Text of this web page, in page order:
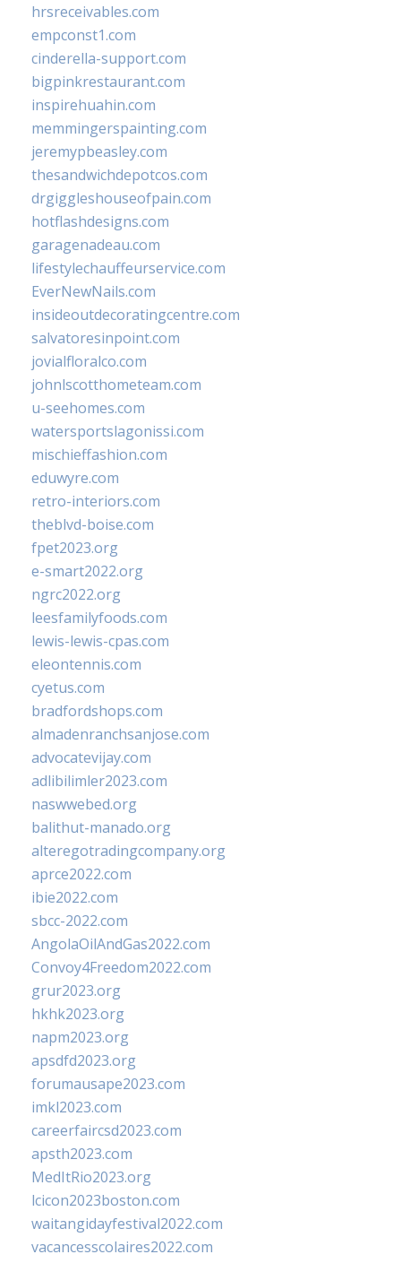
hrsreceivables.com
empconst1.com
cinderella-support.com
bigpinkrestaurant.com
inspirehuahin.com
memmingerspainting.com
jeremypbeasley.com
thesandwichdepotcos.com
drgiggleshouseofpain.com
hotflashdesigns.com
garagenadeau.com
lifestylechauffeurservice.com
EverNewNails.com
insideoutdecoratingcentre.com
salvatoresinpoint.com
jovialfloralco.com
johnlscotthometeam.com
u-seehomes.com
watersportslagonissi.com
mischieffashion.com
eduwyre.com
retro-interiors.com
theblvd-boise.com
fpet2023.org
e-smart2022.org
ngrc2022.org
leesfamilyfoods.com
lewis-lewis-cpas.com
eleontennis.com
cyetus.com
bradfordshops.com
almadenranchsanjose.com
advocatevijay.com
adlibilimler2023.com
naswwebed.org
balithut-manado.org
alteregotradingcompany.org
aprce2022.com
ibie2022.com
sbcc-2022.com
AngolaOilAndGas2022.com
Convoy4Freedom2022.com
grur2023.org
hkhk2023.org
napm2023.org
apsdfd2023.org
forumausape2023.com
imkl2023.com
careerfaircsd2023.com
apsth2023.com
MedItRio2023.org
lcicon2023boston.com
waitangidayfestival2022.com
vacancesscolaires2022.com